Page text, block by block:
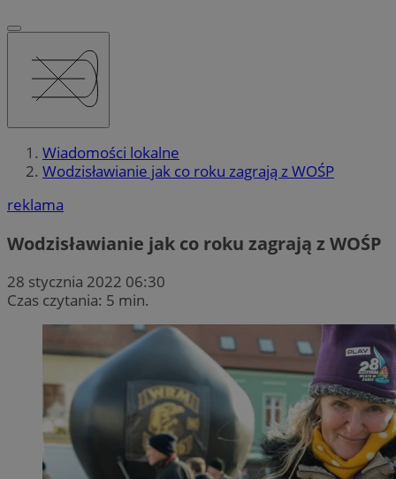
Wiadomości lokalne
Wodzisławianie jak co roku zagrają z WOŚP
reklama
Wodzisławianie jak co roku zagrają z WOŚP
28 stycznia 2022 06:30
Czas czytania: 5 min.